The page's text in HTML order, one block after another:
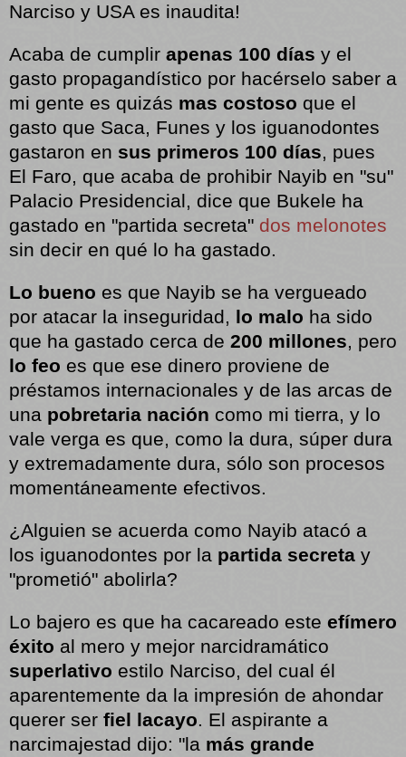
Narciso y USA es inaudita!
Acaba de cumplir apenas 100 días y el
gasto propagandístico por hacérselo saber a
mi gente es quizás mas costoso que el
gasto que Saca, Funes y los iguanodontes
gastaron en sus primeros 100 días, pues
El Faro, que acaba de prohibir Nayib en "su"
Palacio Presidencial, dice que Bukele ha
gastado en "partida secreta" dos melonotes
sin decir en qué lo ha gastado.
Lo bueno es que Nayib se ha vergueado
por atacar la inseguridad, lo malo ha sido
que ha gastado cerca de 200 millones, pero
lo feo es que ese dinero proviene de
préstamos internacionales y de las arcas de
una pobretaria nación como mi tierra, y lo
vale verga es que, como la dura, súper dura
y extremadamente dura, sólo son procesos
momentáneamente efectivos.
¿Alguien se acuerda como Nayib atacó a
los iguanodontes por la partida secreta y
"prometió" abolirla?
Lo bajero es que ha cacareado este efímero
éxito al mero y mejor narcidramático
superlativo estilo Narciso, del cual él
aparentemente da la impresión de ahondar
querer ser fiel lacayo. El aspirante a
narcimajestad dijo: "la más grande